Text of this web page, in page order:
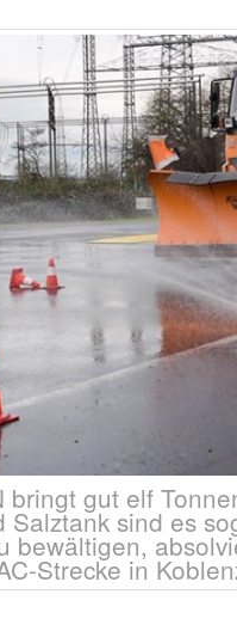
bringt gut elf
Salztank sind es
bewältigen,
Strecke in